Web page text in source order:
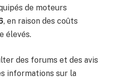
de moteurs
, en raison des coûts
élevés.
des forums et des avis
informations sur la